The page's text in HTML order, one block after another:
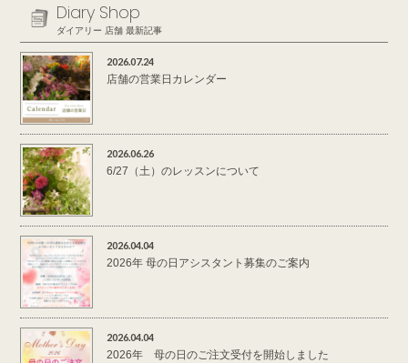
Diary Shop
ダイアリー 店舗 最新記事
2026.07.24
店舗の営業日カレンダー
2026.06.26
6/27（土）のレッスンについて
2026.04.04
2026年 母の日アシスタント募集のご案内
2026.04.04
2026年 母の日のご注文受付を開始しました